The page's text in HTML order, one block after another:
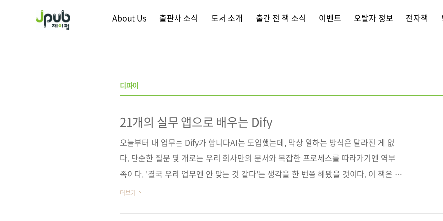
About Us 출판사 소식 도서 소개 출간 전 책 소식 이벤트 오탈자 정보 전자책
디파이
21개의 실무 앱으로 배우는 Dify
오늘부터 내 업무는 Dify가 합니다AI는 도입했는데, 막상 일하는 방식은 달라진 게 없
다. 단순한 질문 몇 개로는 우리 회사만의 문서와 복잡한 프로세스를 따라가기엔 역부
족이다. '결국 우리 업무엔 안 맞는 것 같다'는 생각을 한 번쯤 해봤을 것이다. 이 책은 그
간극을 직접 메우는 법을 알려준다. 코딩을 몰라도 괜찮다. Dify를 활용하면 문의 응대
더보기